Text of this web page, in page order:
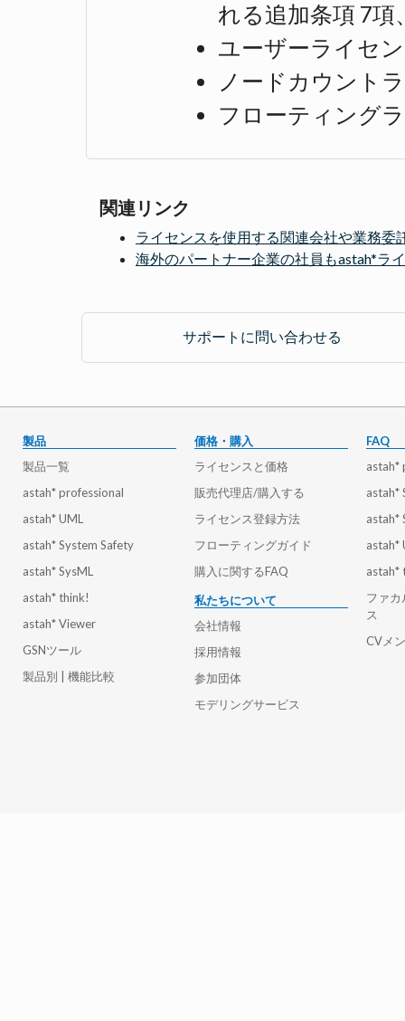
れる追加条項 7項
ユーザーライセ
ノードカウント
フローティング
関連リンク
ライセンスを使用する関連会社や業務
海外のパートナー企業の社員もastah*ラ
サポートに問い合わせる
製品
製品一覧
astah* professional
astah* UML
astah* System Safety
astah* SysML
astah* think!
astah* Viewer
GSNツール
製品別 | 機能比較
価格・購入
ライセンスと価格
販売代理店/購入する
ライセンス登録方法
フローティングガイド
購入に関するFAQ
私たちについて
会社情報
採用情報
参加団体
モデリングサービス
FAQ
astah*
astah*
astah*
astah*
astah*
ファカ
ス
CVメ